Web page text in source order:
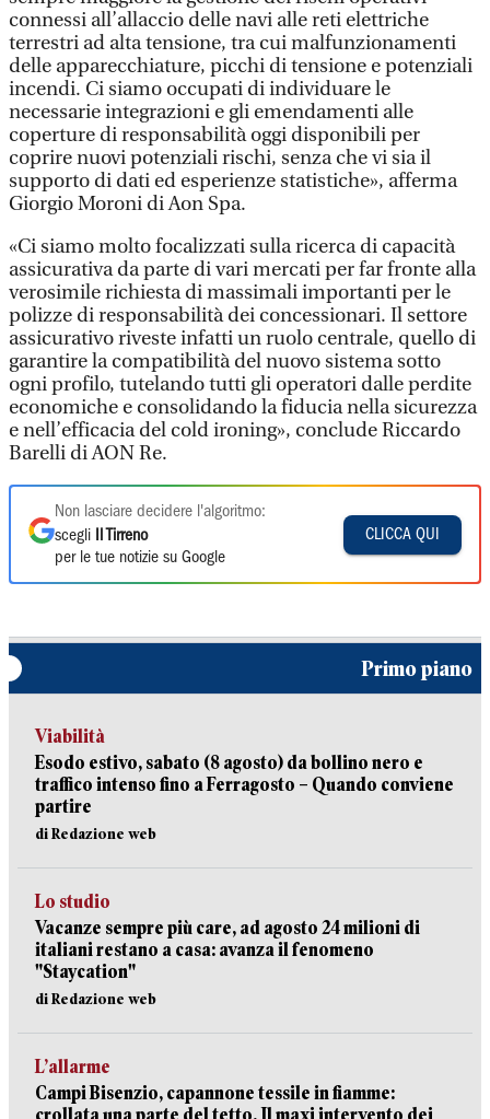
connessi all’allaccio delle navi alle reti elettriche
terrestri ad alta tensione, tra cui malfunzionamenti
delle apparecchiature, picchi di tensione e potenziali
incendi. Ci siamo occupati di individuare le
necessarie integrazioni e gli emendamenti alle
coperture di responsabilità oggi disponibili per
coprire nuovi potenziali rischi, senza che vi sia il
supporto di dati ed esperienze statistiche», afferma
Giorgio Moroni di Aon Spa.
«Ci siamo molto focalizzati sulla ricerca di capacità
assicurativa da parte di vari mercati per far fronte alla
verosimile richiesta di massimali importanti per le
polizze di responsabilità dei concessionari. Il settore
assicurativo riveste infatti un ruolo centrale, quello di
garantire la compatibilità del nuovo sistema sotto
ogni profilo, tutelando tutti gli operatori dalle perdite
economiche e consolidando la fiducia nella sicurezza
e nell’efficacia del cold ironing», conclude Riccardo
Barelli di AON Re.
Non lasciare decidere l'algoritmo:
scegli
Il Tirreno
per le tue notizie su Google
CLICCA QUI
Primo piano
Viabilità
Esodo estivo, sabato (8 agosto) da bollino nero e
traffico intenso fino a Ferragosto – Quando conviene
partire
di Redazione web
Lo studio
Vacanze sempre più care, ad agosto 24 milioni di
italiani restano a casa: avanza il fenomeno
"Staycation"
di Redazione web
L’allarme
Campi Bisenzio, capannone tessile in fiamme: